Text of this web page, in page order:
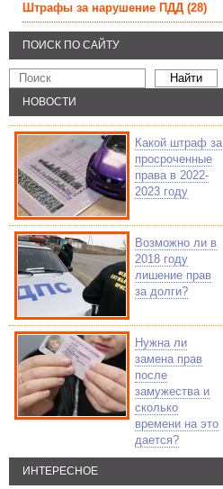
Штрафы за нарушение ПДД (28)
ПОИСК ПО САЙТУ
НОВОСТИ
Какой штраф за
просроченные
права в 2022-
2023 году
Возможно ли в
2018 году
лишение прав
за долги?
Нужна ли
замена прав
после
замужества и
сколько
времени на это
дается?
ИНТЕРЕСНОЕ